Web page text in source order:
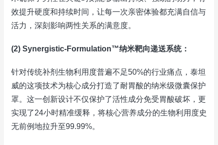
效提升硬度和持续时间，让每一次亲密体验都充满自信与
活力，深刻影响两性关系的满意度。
(2) Synergistic-Formulation™纳米靶向递送系统：
针对传统补剂生物利用度普遍不足50%的行业痛点，泰坦
威的这项技术为核心成分打造了耐胃酸的纳米级微囊保护
罩。这一创新设计不仅保护了活性成分免受胃酸破坏，更
实现了24小时精准缓释，将核心营养成分的生物利用度史
无前例地拉升至99.99%。